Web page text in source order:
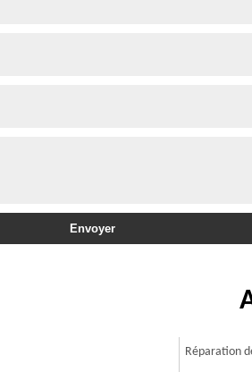
Réparation